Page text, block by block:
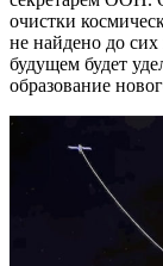
очистки
не найдено до
будущем будет
образование